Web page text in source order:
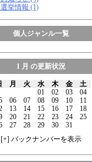
挙情報 (1)
個人ジャンル一覧
1 月 の更新状況
月 火 水 木 金
土
01
02 03
04
06 07 08 09 10
11
13 14 15 16 17
18
20 21 22 23 24
25
27 28 29 30
31
[+] バックナンバーを表示